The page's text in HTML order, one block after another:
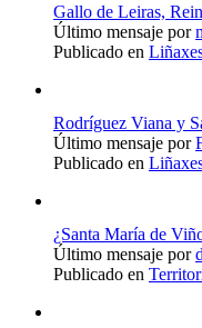
Gallo de Leiras,
Último mensaje por
Publicado en
Rodríguez Viana y
Último mensaje por
Publicado en
¿Santa María de
Último mensaje por
Publicado en